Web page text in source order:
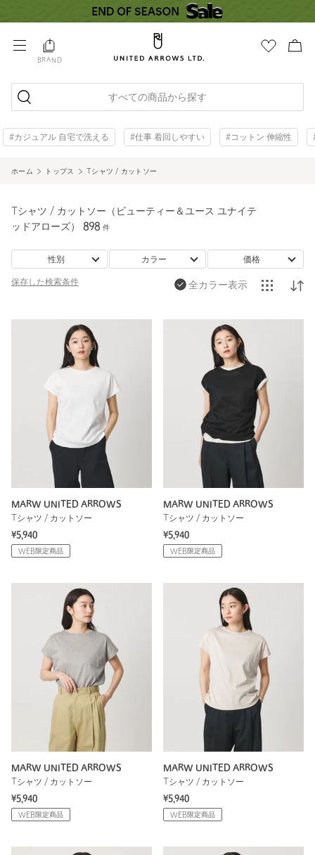
BRAND
すべての商品から探す
#カジュアル 自宅で洗える #仕事 着回しやすい #コットン 伸縮性
ホーム トップス Tシャツ / カットソー
Tシャツ / カットソー（ビューティー＆ユース ユナイテ
ッドアローズ）
898 件
性別 カラー 価格
保存した検索条件 全カラー表示
MARW UNITED ARROWS
Tシャツ / カットソー
¥5,940
WEB限定商品
MARW UNITED ARROWS
Tシャツ / カットソー
¥5,940
WEB限定商品
MARW UNITED ARROWS
Tシャツ / カットソー
¥5,940
WEB限定商品
MARW UNITED ARROWS
Tシャツ / カットソー
¥5,940
WEB限定商品